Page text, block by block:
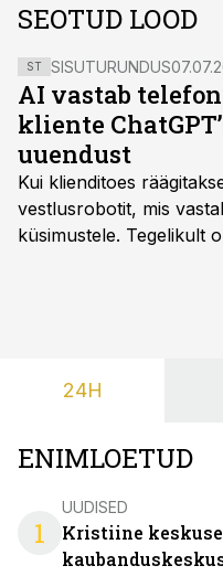
SEOTUD LOOD
ST SISUTURUNDUS
AI vastab
kliente
uuendust
Kui klienditoes
vestlusrobotit, mis
küsimustele. Tegelikult
24H
ENIMLOETUD
1
UUDISED
Kristiine